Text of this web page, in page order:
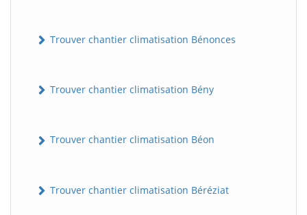
Trouver chantier climatisation Bénonces
Trouver chantier climatisation Bény
Trouver chantier climatisation Béon
Trouver chantier climatisation Béréziat